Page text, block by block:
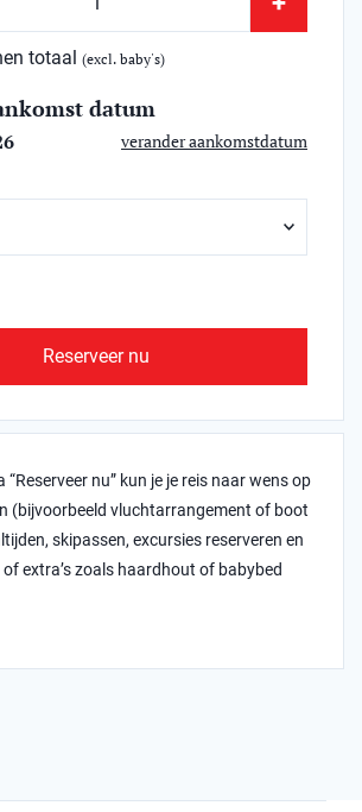
totaal (excl. baby's)
datum
verander aankomstdatum
Reserveer nu
“Reserveer nu” kun je je reis naar wens op
(bijvoorbeeld vluchtarrangement of boot
skipassen, excursies reserveren en
extra’s zoals haardhout of babybed